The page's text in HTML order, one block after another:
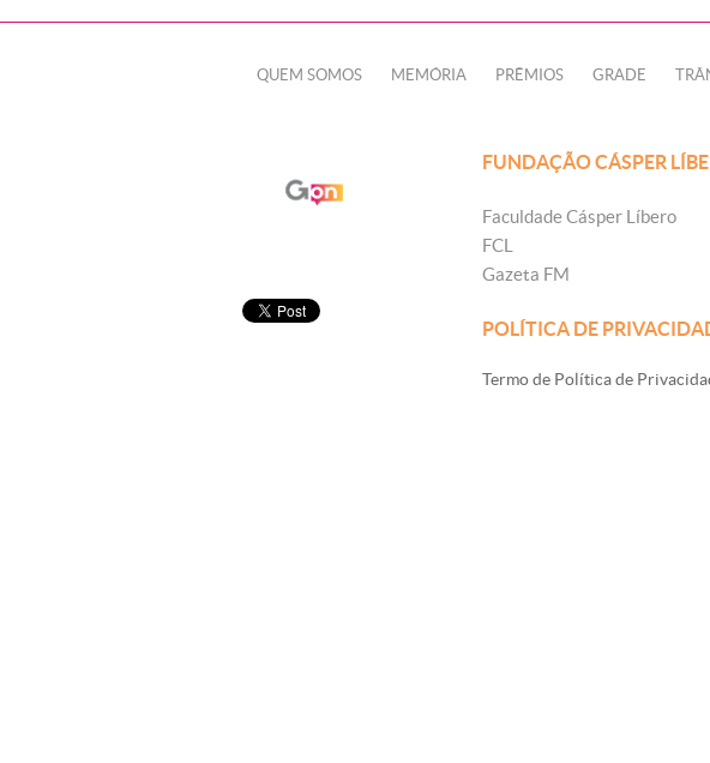
QUEM SOMOS MEMÓRIA PRÊMIOS GRADE
FUNDAÇÃO CÁSPER
Faculdade Cásper Líbero
FCL
Gazeta FM
POLÍTICA DE
Termo de Política de